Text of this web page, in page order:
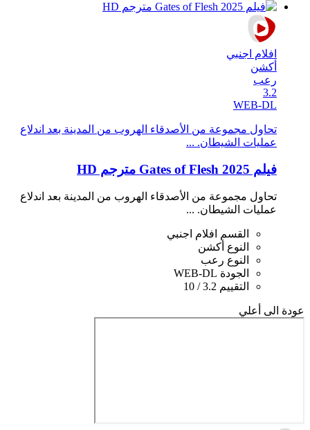
افلام اجنبي
أكشن
رعب
3.2
WEB-DL
تحاول مجموعة من الأصدقاء الهروب من المدينة بعد اندلاع
عمليات الشيطان. ...
فيلم Gates of Flesh 2025 مترجم HD
تحاول مجموعة من الأصدقاء الهروب من المدينة بعد اندلاع
عمليات الشيطان. ...
القسم
افلام اجنبي
النوع أكشن
النوع رعب
الجودة WEB-DL
التقييم 3.2 / 10
عودة الى أعلي